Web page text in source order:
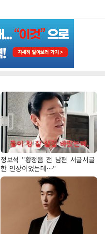
정보석 "황정음 전 남편 서글서글
한 인상이었는데…"